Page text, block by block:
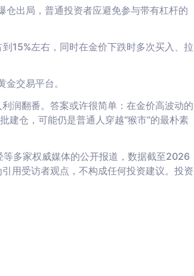
仓出局，普通投资者应避免参与带有杠杆的
15%左右，同时在金价下跌时多次买入、拉
交易平台。
润翻番。答案或许很简单：在金价高波动的
建仓，可能仍是普通人穿越“猴市”的最朴素
多家权威媒体的公开报道，数据截至2026
用受访者观点，不构成任何投资建议。投资